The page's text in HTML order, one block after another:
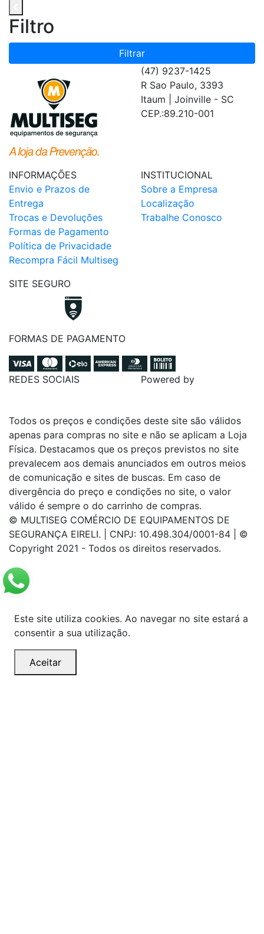
Filtro
Filtrar
(47) 9237-1425
R Sao Paulo, 3393
Itaum | Joinville - SC
CEP.:89.210-001
INFORMAÇÕES
Envio e Prazos de
Entrega
Trocas e Devoluções
Formas de Pagamento
Política de Privacidade
Recompra Fácil Multiseg
INSTITUCIONAL
Sobre a Empresa
Localização
Trabalhe Conosco
SITE SEGURO
FORMAS DE PAGAMENTO
REDES SOCIAIS Powered by
Todos os preços e condições deste site são válidos
apenas para compras no site e não se aplicam a Loja
Física. Destacamos que os preços previstos no site
prevalecem aos demais anunciados em outros meios
de comunicação e sites de buscas. Em caso de
divergência do preço e condições no site, o valor
válido é sempre o do carrinho de compras.
© MULTISEG COMÉRCIO DE EQUIPAMENTOS DE
SEGURANÇA EIRELI. | CNPJ: 10.498.304/0001-84 | ©
Copyright 2021 - Todos os direitos reservados.
Este site utiliza cookies. Ao navegar no site estará a
consentir a sua utilização.
Aceitar